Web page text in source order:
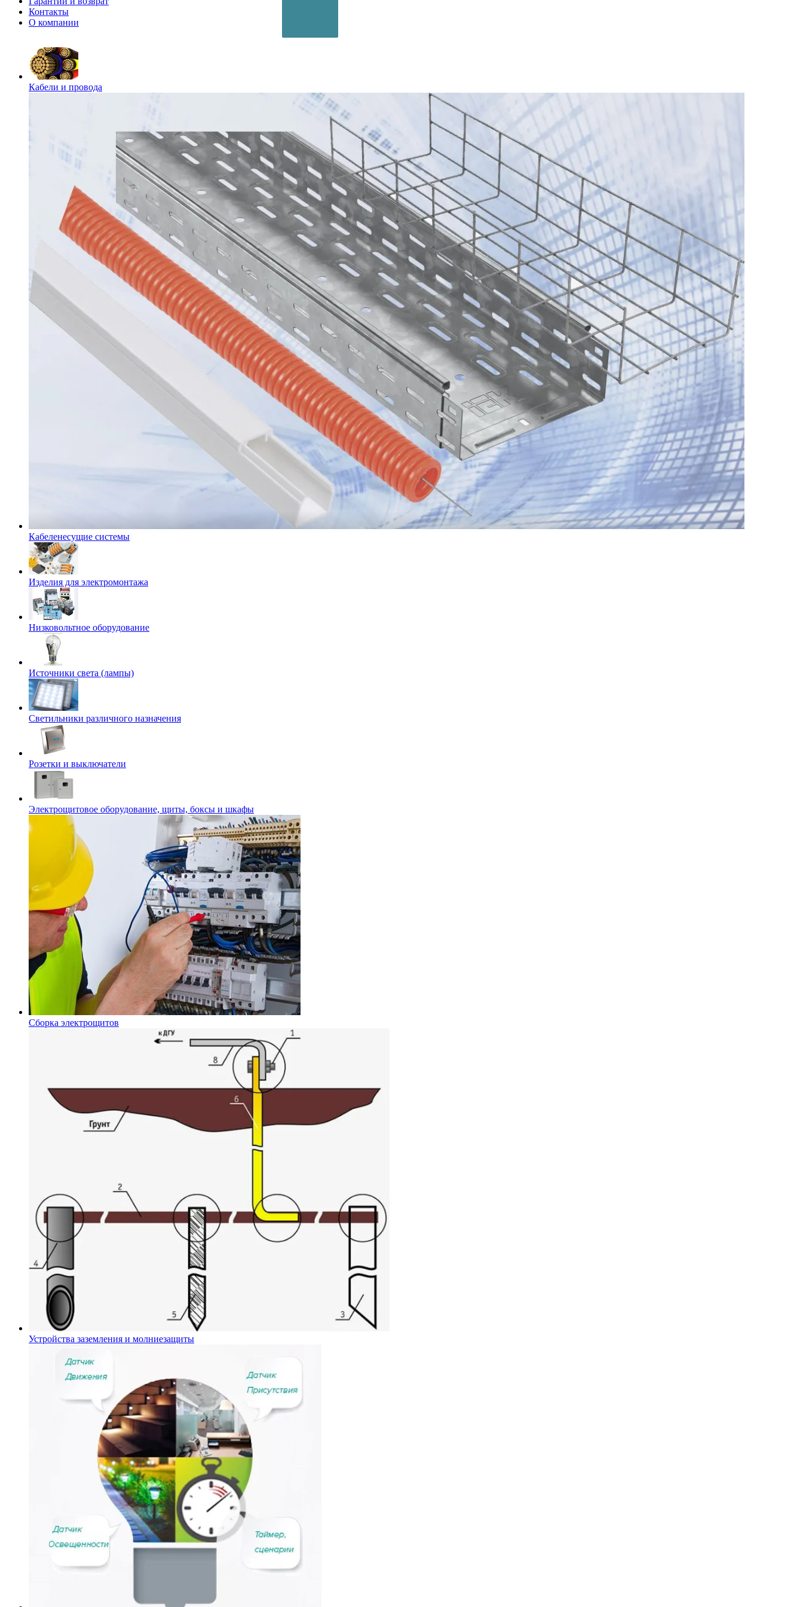
Контакты
О компании
Кабели и провода
Кабеленесущие системы
Изделия для электромонтажа
Низковольтное оборудование
Источники света (лампы)
Светильники различного назначения
Розетки и выключатели
Электрощитовое оборудование, щиты, боксы и шкафы
Сборка электрощитов
Устройства заземления и молниезащиты